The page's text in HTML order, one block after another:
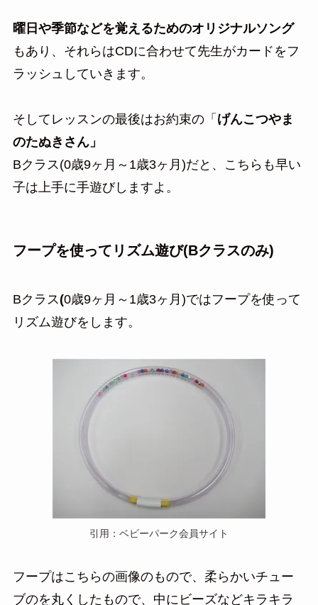
曜日や季節などを覚えるためのオリジナルソング
もあり、それらはCDに合わせて先生がカードをフ
ラッシュしていきます。
そしてレッスンの最後はお約束の「 げんこつやま
のたぬきさん」
Bクラス(0歳9ヶ月～1歳3ヶ月)だと、こちらも早い
子は上手に手遊びしますよ。
フープを使ってリズム遊び(Bクラスのみ)
Bクラス (0歳9ヶ月～1歳3ヶ月)ではフープを使って
リズム遊びをします。
引用：ベビーパーク会員サイト
フープはこちらの画像のもので、柔らかいチュー
ブのを丸くしたもので、中にビーズなどキラキラ